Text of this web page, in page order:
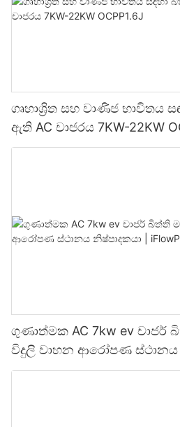
ගෘහාශ්‍රිත සහ වාණිජ භාවිතය
ඇති AC චාජරය 7KW-22KW
ගුණාත්මක AC 7kw ev
විදුලි වාහන ආරෝපණ ස්ථානය
iFlowPower3